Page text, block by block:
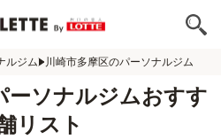
ルジム 川崎市多摩区のパーソナルジム
ーソナルジムおすす
リスト